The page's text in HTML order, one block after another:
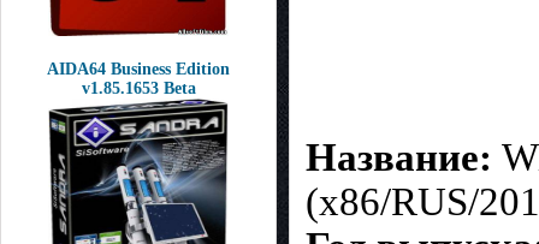
AIDA64 Business Edition
v1.85.1653 Beta
Название:
(x86/RUS/